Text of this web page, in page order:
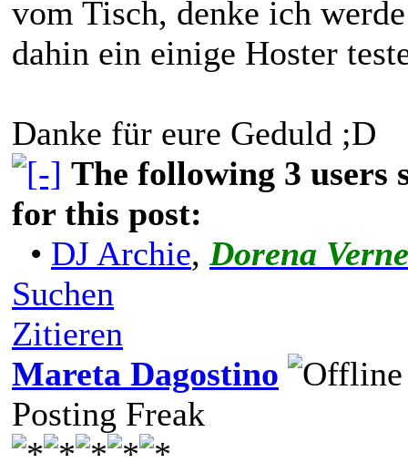
vom Tisch, denke ich
dahin ein einige Hoster
Danke für eure Geduld ;D
The following 3 users
for this post:
• DJ Archie, Dorena Verne
Suchen
Zitieren
Mareta Dagostino
Posting Freak